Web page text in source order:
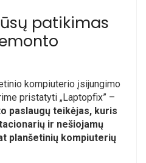
patikimas
kompiuterio įsijungimo
pristatyti „Laptopfix” –
paslaugų teikėjas, kuris
ir nešiojamų
planšetinių kompiuterių